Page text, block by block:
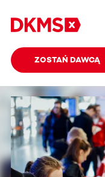
ZOSTAŃ DAWCĄ